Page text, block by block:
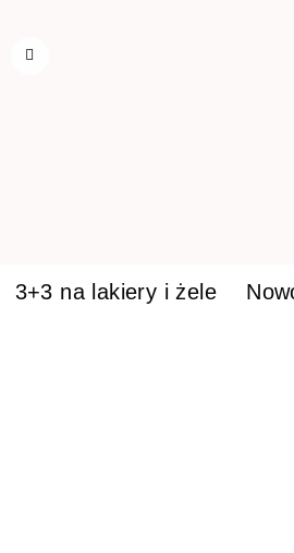
3+3 na lakiery i żele